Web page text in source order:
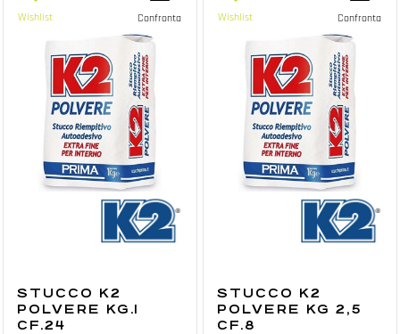
Wishlist Confronta
STUCCO K2
POLVERE KG.1
CF.24
Wishlist Confronta
STUCCO K2
POLVERE KG 2,5
CF.8